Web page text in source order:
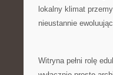
lokalny klimat
nieustannie
Witryna pełni rolę